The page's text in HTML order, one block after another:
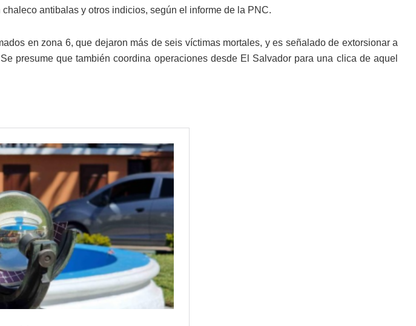
antibalas y otros indicios, según el informe de la PNC.
en zona 6, que dejaron más de seis víctimas mortales, y es señalado de extorsionar a
presume que también coordina operaciones desde El Salvador para una clica de aquel